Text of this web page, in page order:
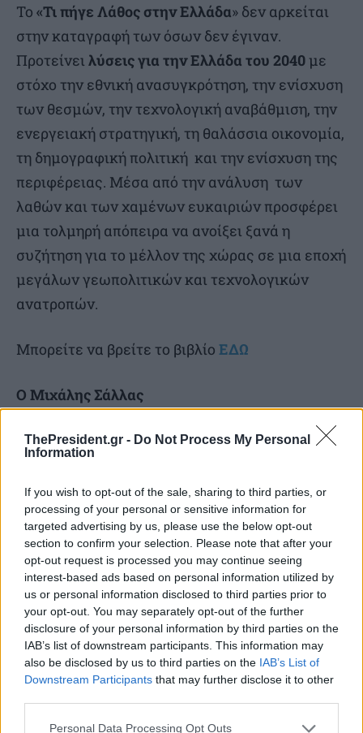
ThePresident.gr - Do Not Process My Personal
Information
If you wish to opt-out of the sale, sharing to third parties, or
processing of your personal or sensitive information for
targeted advertising by us, please use the below opt-out
section to confirm your selection. Please note that after your
opt-out request is processed you may continue seeing
interest-based ads based on personal information utilized by
us or personal information disclosed to third parties prior to
your opt-out. You may separately opt-out of the further
disclosure of your personal information by third parties on the
IAB’s list of downstream participants. This information may
also be disclosed by us to third parties on the IAB’s List of
Downstream Participants that may further disclose it to other
Personal Data Processing Opt Outs
Το «Τι πήγε Λάθος στην Ελλάδα» δεν αρκείται
στην καταγραφή των όσων δεν έγιναν.
Προτείνει λύσεις για την Ελλάδα του 2040 με
στόχο την εθνική ανασυγκρότηση, την ενίσχυση
των θεσμών, την τεχνολογική αναβάθμιση, την
ενεργειακή στρατηγική, τη θαλάσσια οικονομία,
τη δημογραφική πολιτική και την ενίσχυση της
περιφέρειας. Μέσα από την ανάλυση των
λαθών και των χαμένων ευκαιριών προσφέρει
μια τολμηρή απόπειρα να ανοίξει ξανά η
συζήτηση για το μέλλον της χώρας σε μια εποχή
μεγάλων γεωπολιτικών και τεχνολογικών
ανατροπών.
Μπορείτε να βρείτε το βιβλίο ΕΔΩ
Ο Μιχάλης Σάλλας
Ο Μιχάλης Σάλλας είναι Έλληνας
µε µακρά πορεία στον χρηµατοπιστωτικό,
ακαδηµαϊκό και επιχειρηµατικό χώρο.
Γεννήθηκε το 1950 στο Ηράκλειο Κρήτης και
σπούδασε Οικονοµικές Επιστήµες στο
Πανεπιστήµιο Αθηνών. Συνέχισε τις
µεταπτυχιακές του σπουδές στη Γερµανία,
λαµβάνοντας διδακτορικό δίπλωµα στην
Οικονοµετρία και τη Θεωρία Πρόγνωσης από το
Πανεπιστήµιο της Χαϊδελβέργης. Εργάστηκε ως
επιστηµονικός συνεργάτης στο Ινστιτούτο